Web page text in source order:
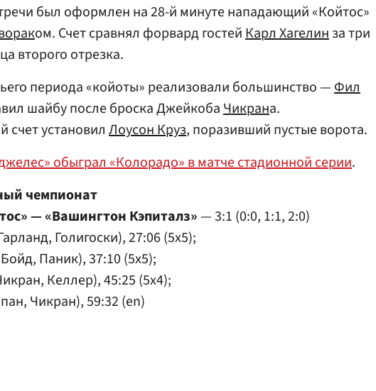
был оформлен на 28-й минуте нападающий «Койтос»
ом. Счет сравнял форвард гостейКарл Хагелинза три
второго отрезка.
периода «койоты» реализовали большинство —Фил
шайбу после броска ДжейкобаЧикрана.
счет установил Лоусон Круз, поразивший пустые ворота.
обыграл «Колорадо» в матче стадионной серии.
чемпионат
— «Вашингтон Кэпиталз»— 3:1 (0:0, 1:1, 2:0)
Голигоски), 27:06 (5x5);
Паник), 37:10 (5x5);
Келлер), 45:25 (5x4);
Чикран), 59:32 (en)